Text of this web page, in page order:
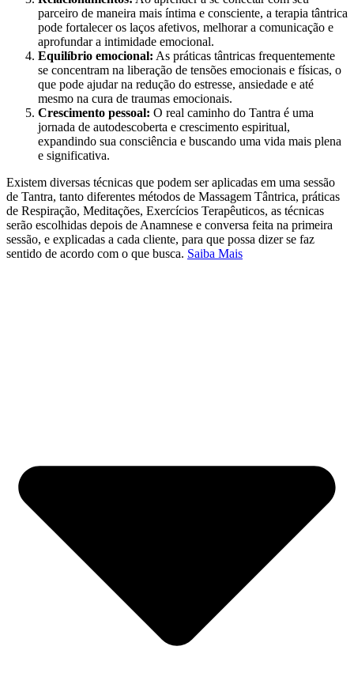
parceiro de maneira mais íntima e consciente, a terapia tântrica
pode fortalecer os laços afetivos, melhorar a comunicação e
aprofundar a intimidade emocional.
Equilíbrio emocional: As práticas tântricas frequentemente
se concentram na liberação de tensões emocionais e físicas, o
que pode ajudar na redução do estresse, ansiedade e até
mesmo na cura de traumas emocionais.
Crescimento pessoal: O real caminho do Tantra é uma
jornada de autodescoberta e crescimento espiritual,
expandindo sua consciência e buscando uma vida mais plena
e significativa.
Existem diversas técnicas que podem ser aplicadas em uma sessão
de Tantra, tanto diferentes métodos de Massagem Tântrica, práticas
de Respiração, Meditações, Exercícios Terapêuticos, as técnicas
serão escolhidas depois de Anamnese e conversa feita na primeira
sessão, e explicadas a cada cliente, para que possa dizer se faz
sentido de acordo com o que busca. Saiba Mais